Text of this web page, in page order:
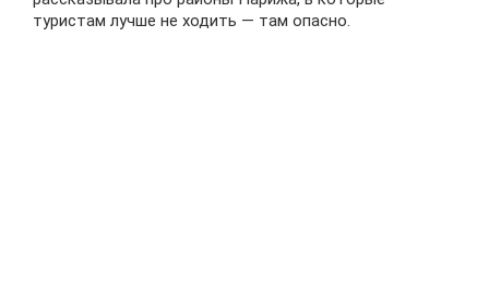
туристам лучше не ходить — там опасно.